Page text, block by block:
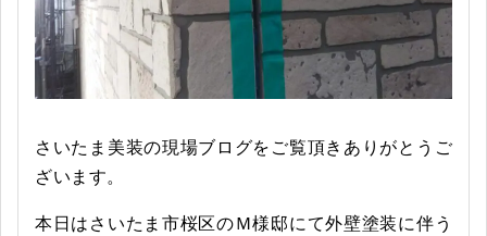
さいたま美装の現場ブログをご覧頂きありがとうご
ざいます。
本日はさいたま市桜区のＭ様邸にて外壁塗装に伴う